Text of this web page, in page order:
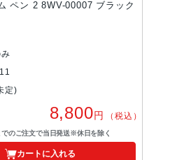
ペン 2 8WV-00007 ブラック
定)
8,800円 （税込）
のご注文で当日発送※休日を除く
カートに入れる